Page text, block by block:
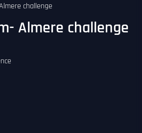
challenge
Almere challenge